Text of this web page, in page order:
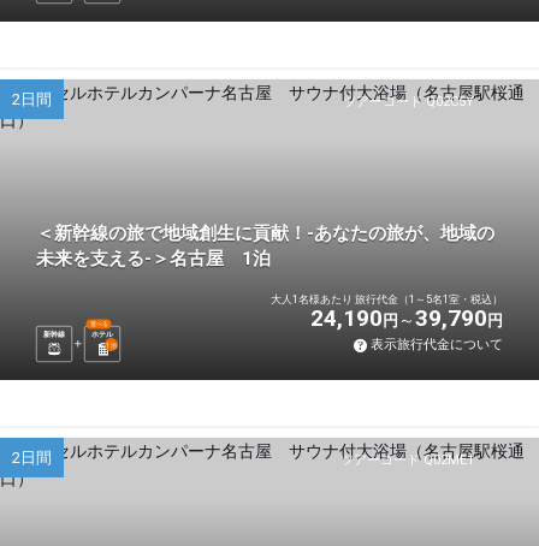
ツアーコード Q02C5Y
2日間
＜新幹線の旅で地域創生に貢献！-あなたの旅が、地域の
未来を支える-＞名古屋 1泊
新幹線 ホテル
選べる
1 泊
大人1名様あたり 旅行代金（1～5名1室・税込）
24,190 円 39,790 円
表示旅行代金について
ツアーコード Q02ME1
2日間